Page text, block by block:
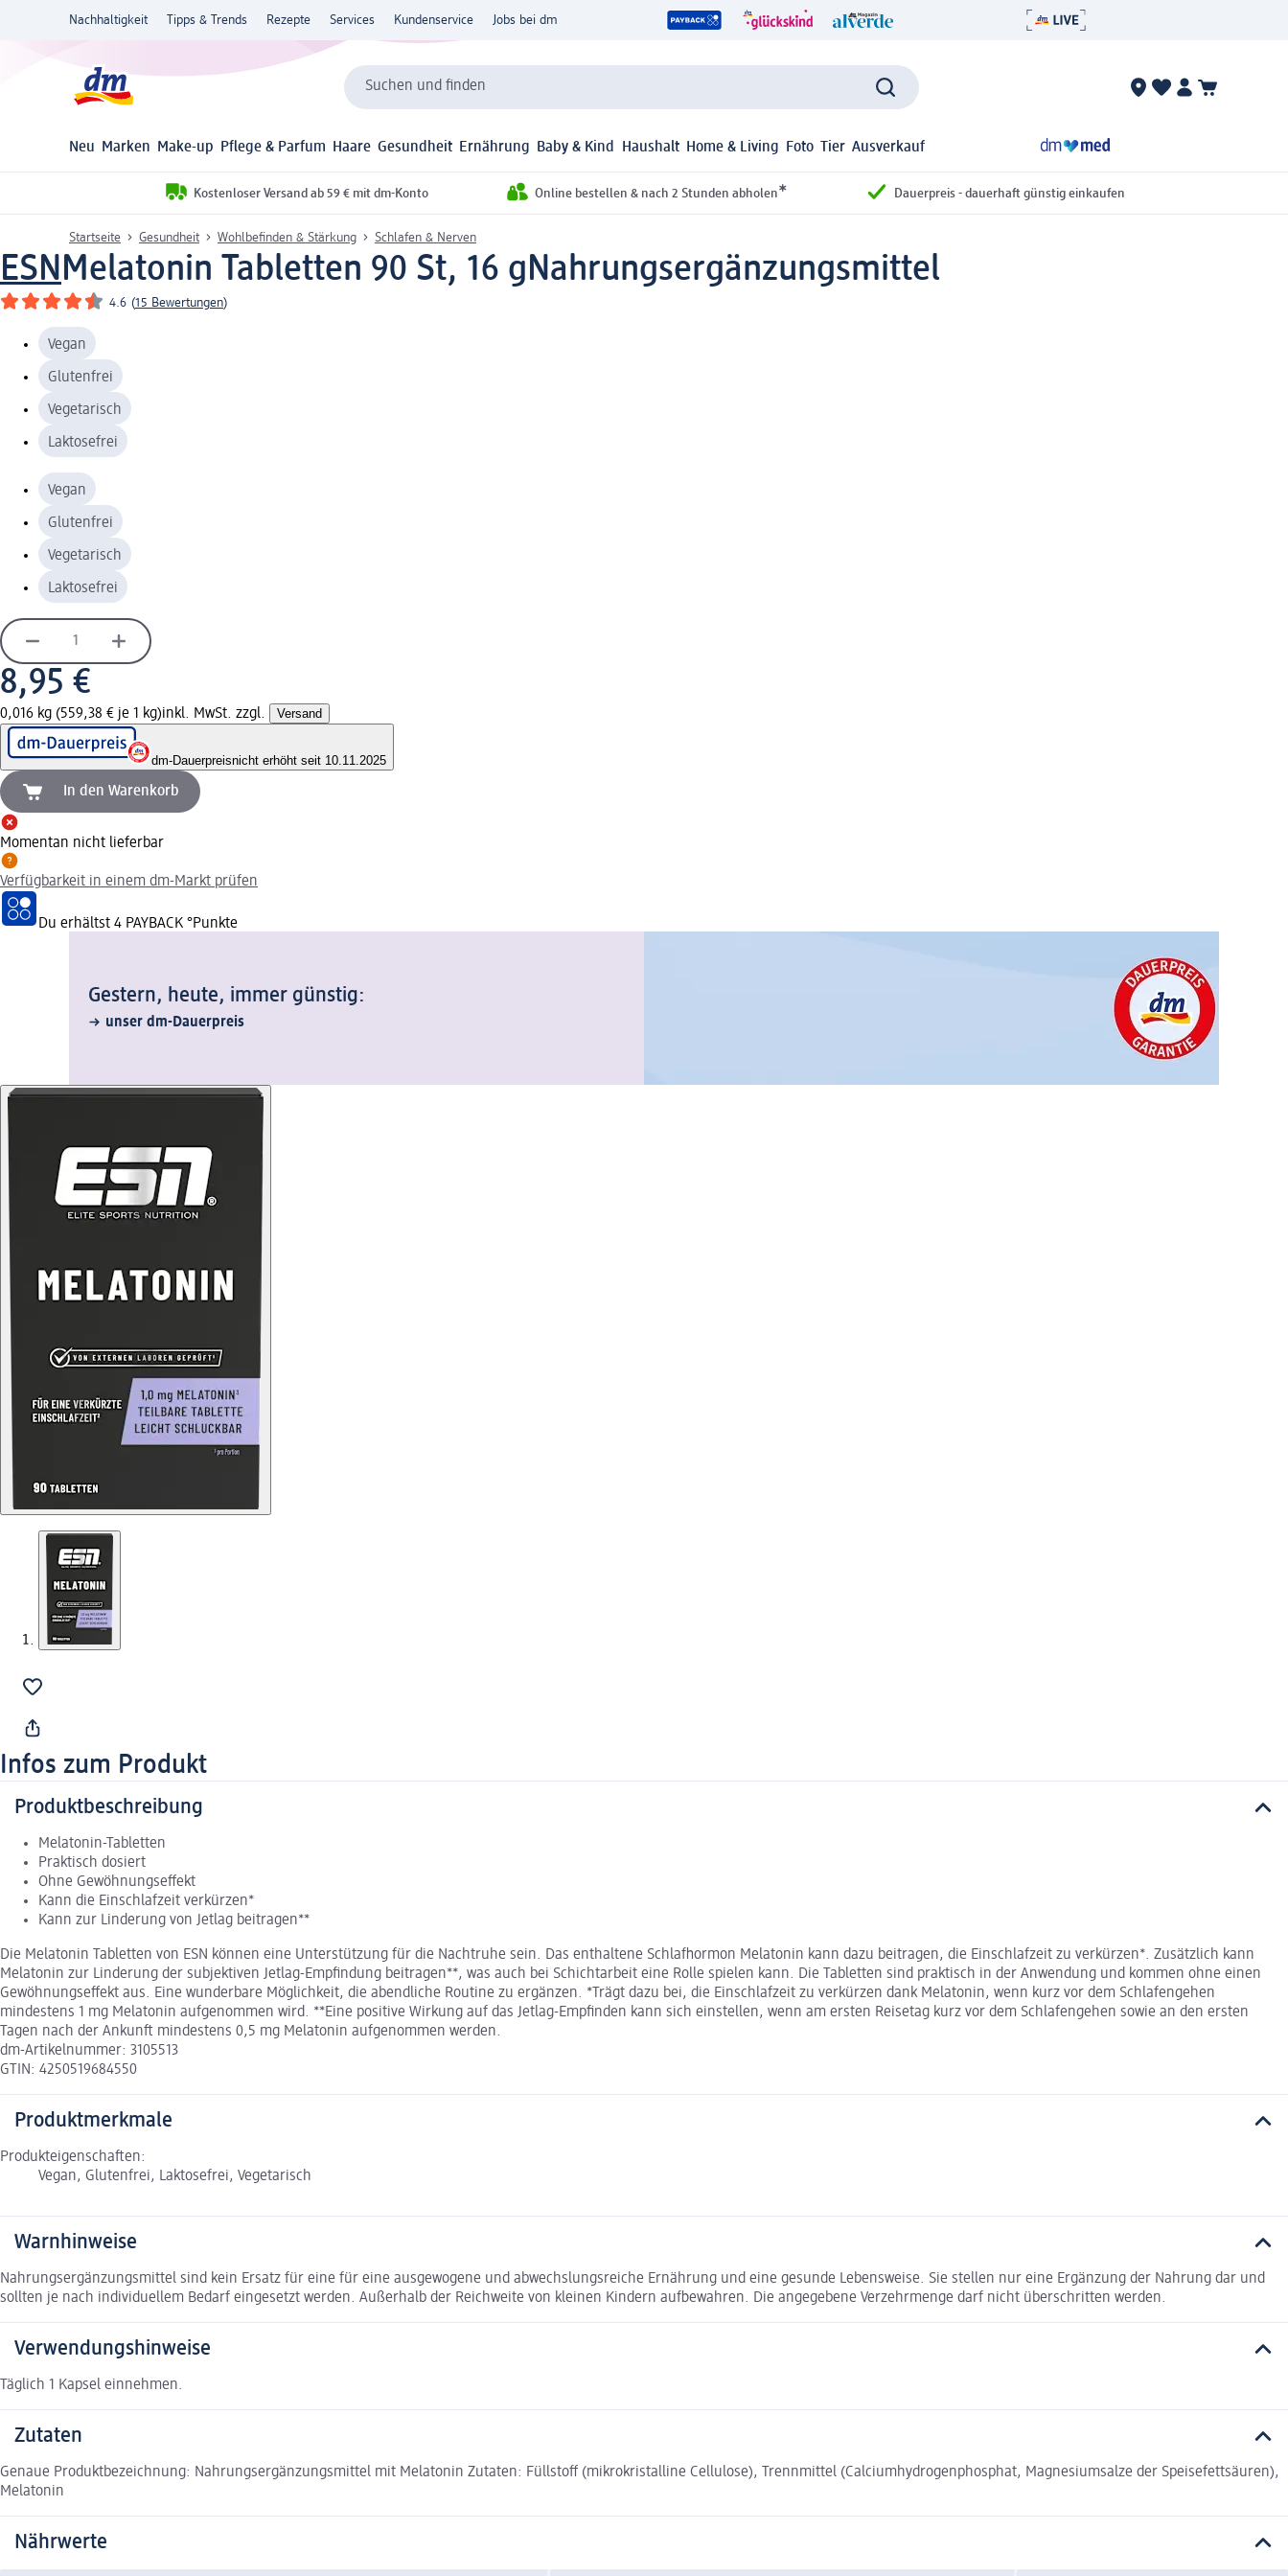
Nachhaltigkeit Tipps & Trends Rezepte Services Kundenservice Jobs bei dm
Suchen und finden
Neu Marken Make-up Pflege & Parfum Haare Gesundheit Ernährung Baby & Kind Haushalt Home & Living Foto Tier Ausverkauf
Kostenloser Versand ab 59 € mit dm-Konto Online bestellen & nach 2 Stunden abholen* Dauerpreis - dauerhaft günstig einkaufen
Startseite Gesundheit Wohlbefinden & Stärkung Schlafen & Nerven
ESNMelatonin Tabletten 90 St, 16 gNahrungsergänzungsmittel
4.6 (15 Bewertungen)
Vegan
Glutenfrei
Vegetarisch
Laktosefrei
Vegan
Glutenfrei
Vegetarisch
Laktosefrei
8,95 €
0,016 kg (559,38 € je 1 kg)inkl. MwSt. zzgl. Versand
dm-Dauerpreisnicht erhöht seit 10.11.2025
In den Warenkorb
Momentan nicht lieferbar
Verfügbarkeit in einem dm-Markt prüfen
Du erhältst 4 PAYBACK °Punkte
Gestern, heute, immer günstig:
unser dm-Dauerpreis
Infos zum Produkt
Produktbeschreibung
Melatonin-Tabletten
Praktisch dosiert
Ohne Gewöhnungseffekt
Kann die Einschlafzeit verkürzen*
Kann zur Linderung von Jetlag beitragen**
Die Melatonin Tabletten von ESN können eine Unterstützung für die Nachtruhe sein. Das enthaltene Schlafhormon Melatonin kann dazu beitragen, die Einschlafzeit zu verkürzen*. Zusätzlich kann
Melatonin zur Linderung der subjektiven Jetlag-Empfindung beitragen**, was auch bei Schichtarbeit eine Rolle spielen kann. Die Tabletten sind praktisch in der Anwendung und kommen ohne einen
Gewöhnungseffekt aus. Eine wunderbare Möglichkeit, die abendliche Routine zu ergänzen. *Trägt dazu bei, die Einschlafzeit zu verkürzen dank Melatonin, wenn kurz vor dem Schlafengehen
mindestens 1 mg Melatonin aufgenommen wird. **Eine positive Wirkung auf das Jetlag-Empfinden kann sich einstellen, wenn am ersten Reisetag kurz vor dem Schlafengehen sowie an den ersten
Tagen nach der Ankunft mindestens 0,5 mg Melatonin aufgenommen werden.
dm-Artikelnummer: 3105513
GTIN: 4250519684550
Produktmerkmale
Produkteigenschaften:
Vegan, Glutenfrei, Laktosefrei, Vegetarisch
Warnhinweise
Nahrungsergänzungsmittel sind kein Ersatz für eine für eine ausgewogene und abwechslungsreiche Ernährung und eine gesunde Lebensweise. Sie stellen nur eine Ergänzung der Nahrung dar und
sollten je nach individuellem Bedarf eingesetzt werden. Außerhalb der Reichweite von kleinen Kindern aufbewahren. Die angegebene Verzehrmenge darf nicht überschritten werden.
Verwendungshinweise
Täglich 1 Kapsel einnehmen.
Zutaten
Genaue Produktbezeichnung: Nahrungsergänzungsmittel mit Melatonin Zutaten: Füllstoff (mikrokristalline Cellulose), Trennmittel (Calciumhydrogenphosphat, Magnesiumsalze der Speisefettsäuren),
Melatonin
Nährwerte